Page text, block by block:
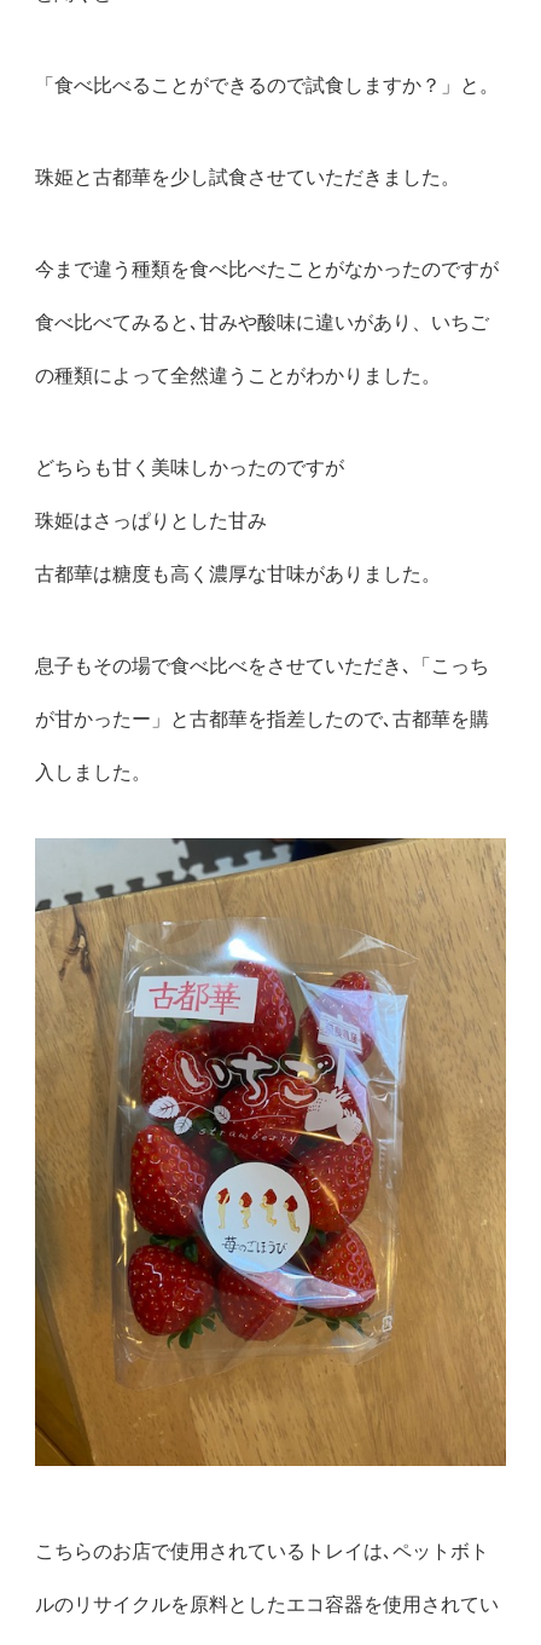
「食べ比べることができるので試食しますか？」と。
珠姫と古都華を少し試食させていただきました。
今まで違う種類を食べ比べたことがなかったのですが
食べ比べてみると､甘みや酸味に違いがあり、いちご
の種類によって全然違うことがわかりました。
どちらも甘く美味しかったのですが
珠姫はさっぱりとした甘み
古都華は糖度も高く濃厚な甘味がありました。
息子もその場で食べ比べをさせていただき､「こっち
が甘かったー」と古都華を指差したので､古都華を購
入しました。
こちらのお店で使用されているトレイは､ペットボト
ルのリサイクルを原料としたエコ容器を使用されてい